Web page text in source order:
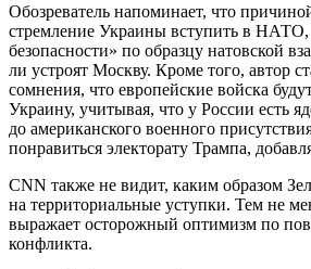
Обозреватель напоминает, что
стремление Украины вступить в НАТО,
безопасности» по образцу натовской
ли устроят Москву. Кроме того, автор
сомнения, что европейские войска
Украину, учитывая, что у России есть
до американского военного
понравиться электорату Трампа,
CNN также не видит, каким образом
на территориальные уступки. Тем не
выражает осторожный оптимизм по
конфликта.